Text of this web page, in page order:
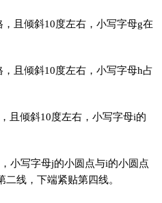
且倾斜10度左右，小写字母g在
且倾斜10度左右，小写字母h占
且倾斜10度左右，小写字母i的
小写字母j的小圆点与i的小圆点
线，下端紧贴第四线。